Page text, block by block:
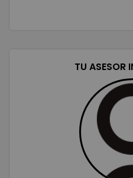
TU ASESOR